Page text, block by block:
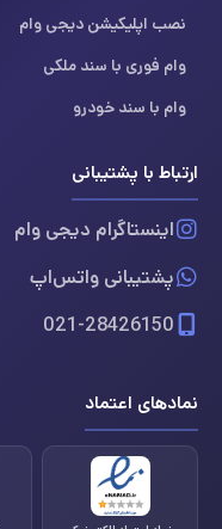
نصب اپلیکیشن دیجی وام
وام فوری با سند ملکی
وام با سند خودرو
ارتباط با پشتیبانی
اینستاگرام دیجی وام
پشتیبانی واتس‌اپ
021-28426150
نمادهای اعتماد